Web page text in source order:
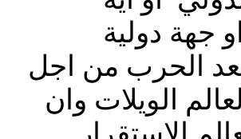
جهة دولية
الحرب من اجل
الويلات وان